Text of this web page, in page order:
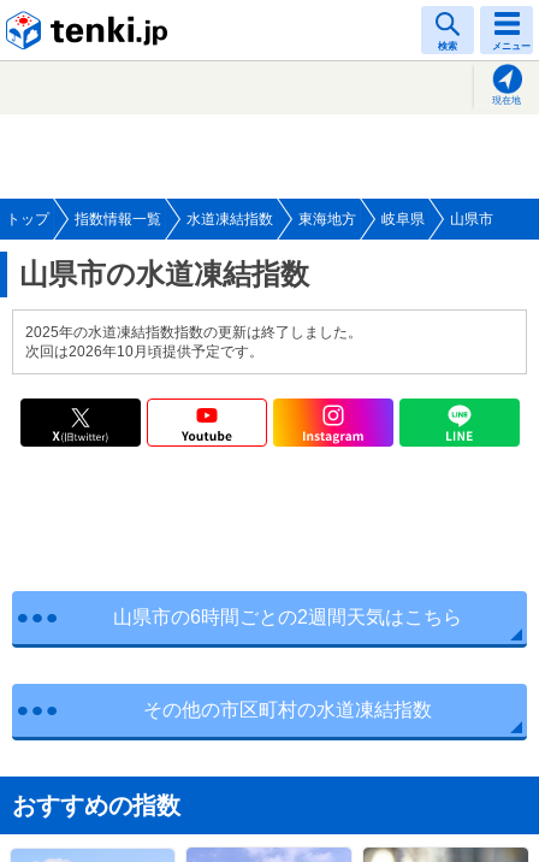
検索 メニュー
現在地
トップ 指数情報一覧 水道凍結指数 東海地方 岐阜県 山県市
山県市の水道凍結指数
2025年の水道凍結指数指数の更新は終了しました。
次回は2026年10月頃提供予定です。
山県市の6時間ごとの2週間天気はこちら
その他の市区町村の水道凍結指数
おすすめの指数